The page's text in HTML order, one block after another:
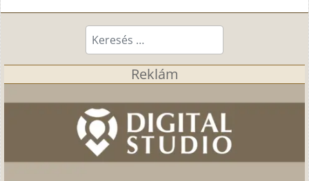
Keresés...
Reklám